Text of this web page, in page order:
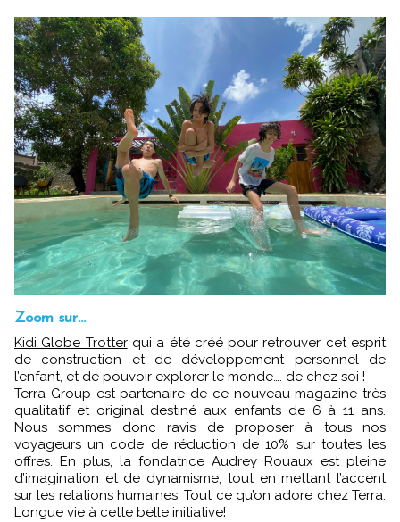
Zoom sur…
Kidi Globe Trotterqui a été créé pour retrouver cet esprit
de construction et de développement personnel de
l’enfant, et de pouvoir explorer le monde…. de chez soi !
Terra Group est partenaire de ce nouveau magazine très
qualitatif et original destiné aux enfants de 6 à 11 ans.
Nous sommes donc ravis de proposer à tous nos
voyageurs un code de réduction de 10% sur toutes les
offres. En plus, la fondatrice Audrey Rouaux est pleine
d’imagination et de dynamisme, tout en mettant l’accent
sur les relations humaines. Tout ce qu’on adore chez Terra.
Longue vie à cette belle initiative!